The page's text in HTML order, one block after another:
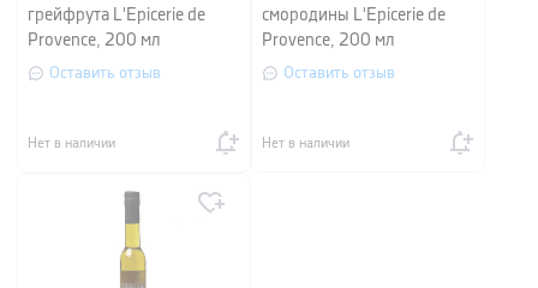
грейфрута L'Epicerie de
Provence, 200 мл
Оставить отзыв
Нет в наличии
смородины L'Epicerie de
Provence, 200 мл
Оставить отзыв
Нет в наличии